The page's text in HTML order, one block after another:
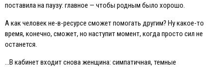
поставила на паузу: главное — чтобы родным было хорошо.
А как человек не-в-ресурсе сможет помогать другим? Ну какое-то
время, конечно, сможет, но наступит момент, когда просто сил не
останется.
…В кабинет входит снова женщина: симпатичная, темные